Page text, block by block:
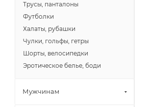
Трусы, панталоны
Футболки
Халаты, рубашки
Чулки, гольфы, гетры
Шорты, велосипедки
Эротическое белье, боди
Мужчинам